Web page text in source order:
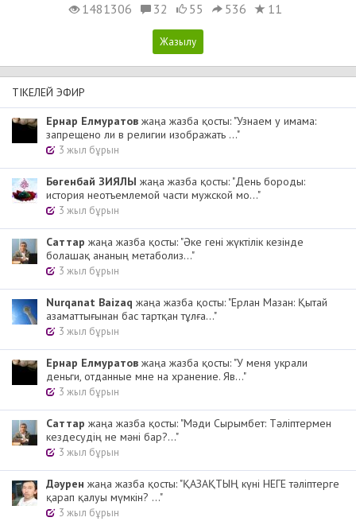
1481306
32 55 536 11
ТІКЕЛЕЙ ЭФИР
Ернар Елмуратов жаңа жазба қосты: "Узнаем у имама:
запрещено ли в религии изображать ..."
3 жыл бұрын
Бөгенбай ЗИЯЛЫ жаңа жазба қосты: "День бороды:
история неотъемлемой части мужской мо..."
3 жыл бұрын
Cаттар жаңа жазба қосты: "Әке гені жүктілік кезінде
болашақ ананың метаболиз..."
3 жыл бұрын
Nurqanat Baizaq жаңа жазба қосты: "Ерлан Мазан: Қытай
азаматтығынан бас тартқан тұлға..."
3 жыл бұрын
Ернар Елмуратов жаңа жазба қосты: "У меня украли
деньги, отданные мне на хранение. Яв..."
3 жыл бұрын
Cаттар жаңа жазба қосты: "Мәди Сырымбет: Тәліптермен
кездесудің не мәні бар?..."
3 жыл бұрын
Дәурен жаңа жазба қосты: "ҚАЗАҚТЫҢ күні НЕГЕ тәліптерге
қарап қалуы мүмкін? ..."
3 жыл бұрын